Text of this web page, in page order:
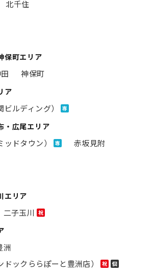
北千住
保町エリア
神保町
ア
ルディング） 専
・広尾エリア
ドタウン） 専 赤坂見附
エリア
二子玉川 祝
洲
ックららぽーと豊洲店）
祝 個